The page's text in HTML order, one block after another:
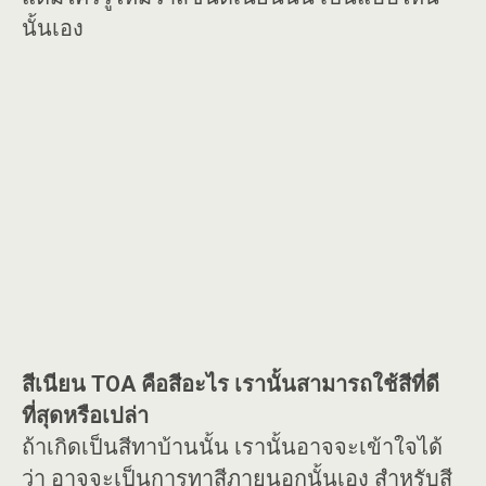
นั้นเอง
สีเนียน TOA คือสีอะไร เรานั้นสามารถใช้สีที่ดี
ที่สุดหรือเปล่า
ถ้าเกิดเป็นสีทาบ้านนั้น เรานั้นอาจจะเข้าใจได้
ว่า อาจจะเป็นการทาสีภายนอกนั้นเอง สำหรับสี